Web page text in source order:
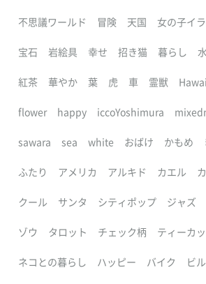
不思議ワールド 冒険 天国 女の子イ
宝石 岩絵具 幸せ 招き猫 暮らし
紅茶 華やか 葉 虎 車 霊獣
flower happy iccoYoshimura
sawara sea white おばけ かもめ
ふたり アメリカ アルキド カエル
クール サンタ シティポップ ジャズ
ゾウ タロット チェック柄 ティーカ
ネコとの暮らし ハッピー バイク ビル